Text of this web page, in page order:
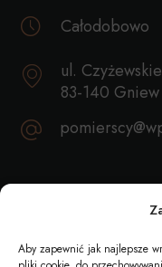
Aby zapewnić jak najlepsze
Całodobowo
ul.
83-140 Gniew
REKOMENDACJE